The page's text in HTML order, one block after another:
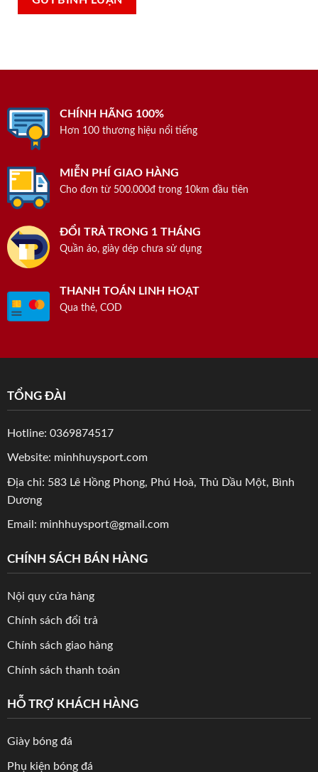
CHÍNH HÃNG 100%
Hơn 100 thương hiệu nổi tiếng
MIỄN PHÍ GIAO HÀNG
Cho đơn từ 500.000đ trong 10km đầu tiên
ĐỔI TRẢ TRONG 1 THÁNG
Quần áo, giày dép chưa sử dụng
THANH TOÁN LINH HOẠT
Qua thẻ, COD
TỔNG ĐÀI
Hotline: 0369874517
Website: minhhuysport.com
Địa chỉ: 583 Lê Hồng Phong, Phú Hoà, Thủ Dầu Một, Bình
Dương
Email: minhhuysport@gmail.com
CHÍNH SÁCH BÁN HÀNG
Nội quy cửa hàng
Chính sách đổi trả
Chính sách giao hàng
Chính sách thanh toán
HỖ TRỢ KHÁCH HÀNG
Giày bóng đá
Phụ kiện bóng đá